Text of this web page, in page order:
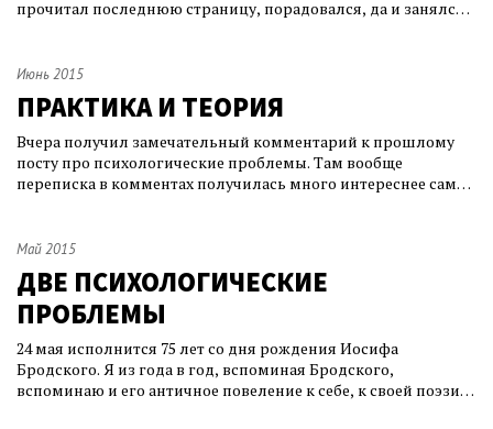
прочитал последнюю страницу, порадовался, да и занялся
Виноват, что задержал с ответом, потому заметил и отвечу.
Июнь 2015
ПРАКТИКА И ТЕОРИЯ
Вчера получил замечательный комментарий к прошлому
посту про психологические проблемы. Там вообще
переписка в комментах получилась много интереснее самой
лет откладывать и инвестировать к 80 можно стать
Май 2015
ДВЕ ПСИХОЛОГИЧЕСКИЕ
ПРОБЛЕМЫ
24 мая исполнится 75 лет со дня рождения Иосифа
Бродского. Я из года в год, вспоминая Бродского,
вспоминаю и его античное повеление к себе, к своей поэзии